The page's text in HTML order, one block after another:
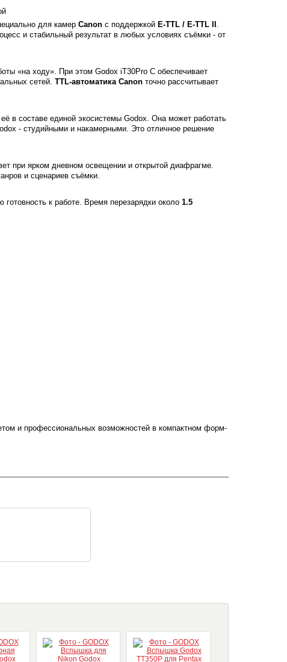
для камер Canon с поддержкой E-TTL / E-TTL II .
и стабильный результат в любых условиях съёмки - от
«на ходу». При этом Godox iT30Pro C обеспечивает
сетей. TTL-автоматика Canon точно рассчитывает
её в составе единой экосистемы Godox. Она может работать
- студийными и накамерными. Это отличное решение
при ярком дневном освещении и открытой диафрагме.
и сценариев съёмки.
к работе. Время перезарядки около 1.5
и профессиональных возможностей в компактном форм-